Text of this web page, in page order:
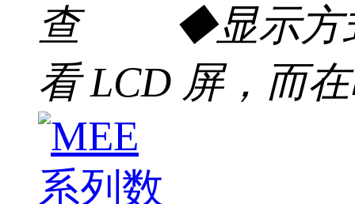
查 ◆显示方式
看 LCD 屏，而